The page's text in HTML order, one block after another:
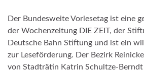
Der Bundesweite Vorlesetag ist eine
der Wochenzeitung DIE ZEIT, der
Deutsche Bahn Stiftung und ist ein
zur Leseförderung. Der Bezirk
von Stadträtin Katrin Schultze-Berndt